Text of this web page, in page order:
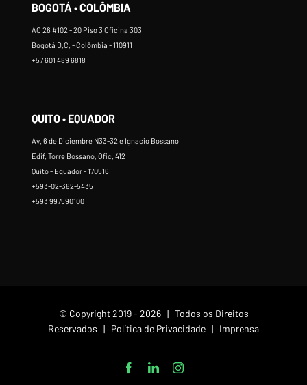
BOGOTÁ • COLÔMBIA
AC 26 #102 - 20 Piso 3 Oficina 303
Bogotá D.C. - Colômbia - 110911
+57 601 489 6818
QUITO • EQUADOR
Av. 6 de Diciembre N33-32 e Ignacio Bossano
Edif. Torre Bossano, Ofic. 412
Quito - Equador - 170516
+593-02-382-5435
+593 997590100
© Copyright 2019 - 2026 | Todos os Direitos
Reservados | Política de Privacidade | Imprensa
FacebookLinkedInInstagram